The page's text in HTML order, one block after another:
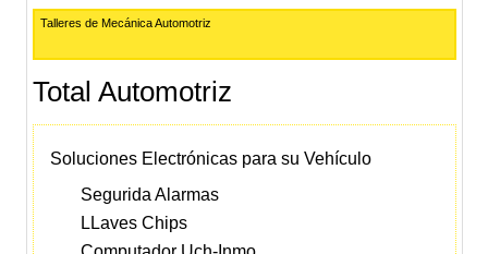
Talleres de Mecánica Automotriz
Total Automotriz
Soluciones Electrónicas para su Vehículo
Segurida Alarmas
LLaves Chips